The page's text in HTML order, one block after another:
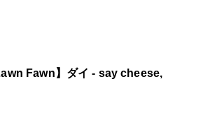
Fawn】ダイ - say cheese,